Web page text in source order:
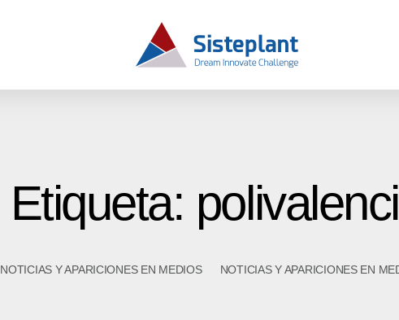
Etiqueta:
NOTICIAS Y APARICIONES EN MEDIOS NOTICIAS Y APARICIONES EN